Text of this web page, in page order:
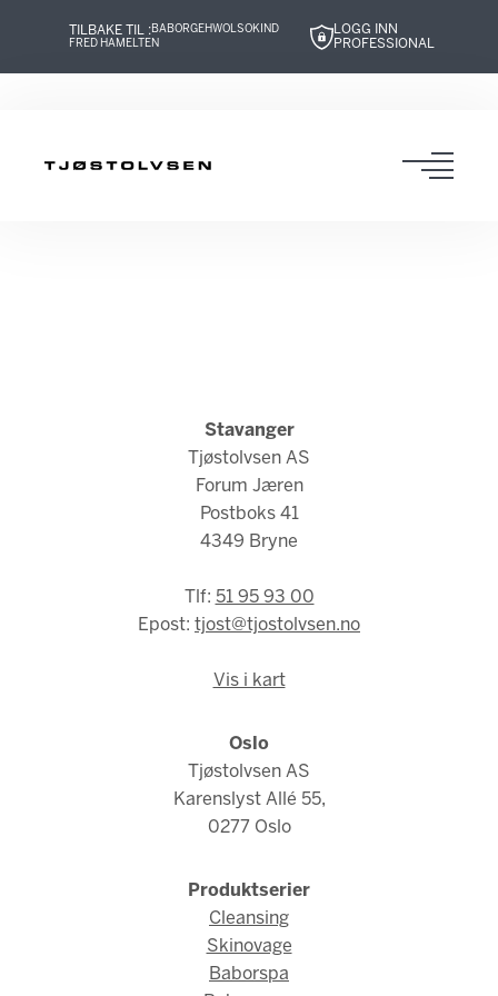
innhold
navigasjon
innhold
navigasjon
TILBAKE TIL :BABORGEHWOLSOKIND
FRED HAMELTEN
LOGG INN
PROFESSIONAL
Stavanger
Tjøstolvsen AS
Forum Jæren
Postboks 41
4349 Bryne
Tlf: 51 95 93 00
Epost: tjost@tjostolvsen.no
Vis i kart
Oslo
Tjøstolvsen AS
Karenslyst Allé 55,
0277 Oslo
Produktserier
Cleansing
Skinovage
Baborspa